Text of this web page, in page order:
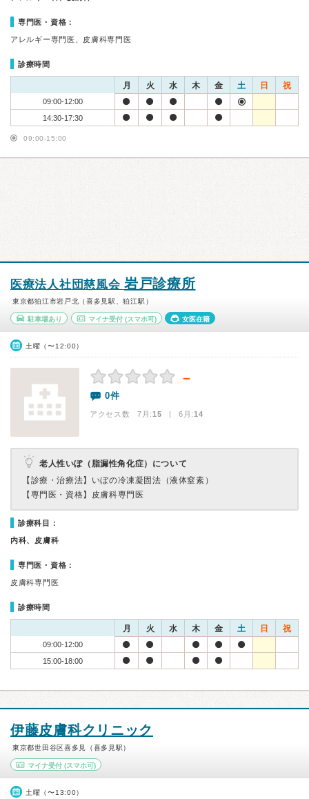
専門医・資格：
アレルギー専門医、皮膚科専門医
診療時間
月 火 水 木 金 土 日 祝
09:00-12:00
14:30-17:30
09:00-15:00
医療法人社団慈風会 岩戸診療所
東京都狛江市岩戸北（喜多見駅、狛江駅）
駐車場あり マイナ受付(スマホ可) 女医在籍
土曜（〜12:00）
－
0件
アクセス数 7月:15 | 6月:14
老人性いぼ（脂漏性角化症）について
【診療・治療法】 いぼの冷凍凝固法（液体窒素）
【専門医・資格】 皮膚科専門医
診療科目：
内科、皮膚科
専門医・資格：
皮膚科専門医
診療時間
月 火 水 木 金 土 日 祝
09:00-12:00
15:00-18:00
伊藤皮膚科クリニック
東京都世田谷区喜多見（喜多見駅）
マイナ受付 (スマホ可)
土曜（〜13:00）